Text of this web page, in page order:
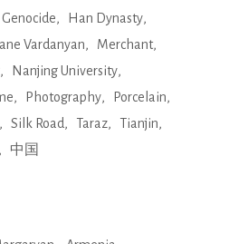
Genocide
Han Dynasty
Vardanyan
Merchant
Nanjing University
Photography
Porcelain
Silk Road Taraz
Tianjin
中国